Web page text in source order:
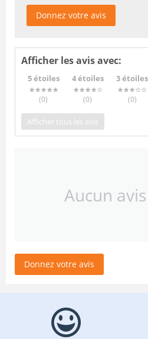
Donnez votre avis
Afficher les avis avec:
5 étoiles
(0)
4 étoiles
(0)
3 étoiles
(0)
Afficher tous les avis
Aucun
Donnez votre avis